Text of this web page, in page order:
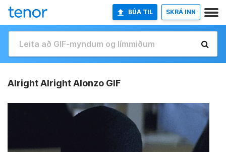
BÚA TIL SKRÁ INN
Alright Alright Alonzo GIF